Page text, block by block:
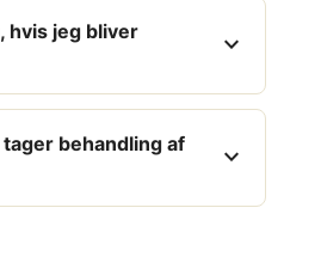
hvis jeg bliver
expand_more
behandling af
expand_more